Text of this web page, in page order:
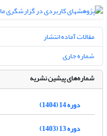
مقالات آماده انتشار
شماره جاری
شماره‌های پیشین نشریه
دوره 14 (1404)
دوره 13 (1403)